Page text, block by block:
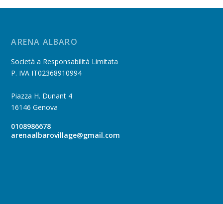
ARENA ALBARO
Società a Responsabilità Limitata
P. IVA IT02368910994
Piazza H. Dunant 4
16146 Genova
0108986678
arenaalbarovillage@gmail.com